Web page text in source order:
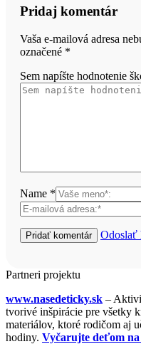
Pridaj komentár
Vaša e-mailová adresa
označené *
Sem napíšte hodnotenie
Name *
Odoslať
Partneri projektu
www.nasedeticky.sk –
tvorivé inšpirácie pre všetky
materiálov, ktoré rodičom aj
hodiny. Vyčarujte deťom